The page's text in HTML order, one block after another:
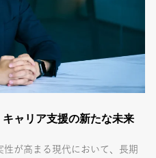
ャリア支援の新たな未来
が高まる現代において、長期